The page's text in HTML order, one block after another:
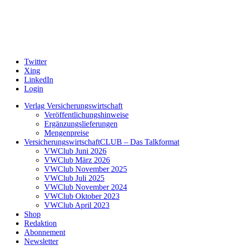
Twitter
Xing
LinkedIn
Login
Verlag Versicherungswirtschaft
Veröffentlichungshinweise
Ergänzungslieferungen
Mengenpreise
VersicherungswirtschaftCLUB – Das Talkformat
VWClub Juni 2026
VWClub März 2026
VWClub November 2025
VWClub Juli 2025
VWClub November 2024
VWClub Oktober 2023
VWClub April 2023
Shop
Redaktion
Abonnement
Newsletter